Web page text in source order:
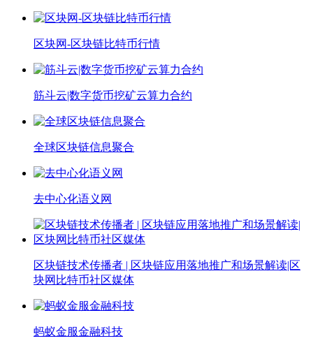
区块网-区块链比特币行情
筋斗云|数字货币挖矿云算力合约
全球区块链信息聚合
去中心化语义网
区块链技术传播者 | 区块链应用落地推广和场景解读|区
块网比特币社区媒体
蚂蚁金服金融科技